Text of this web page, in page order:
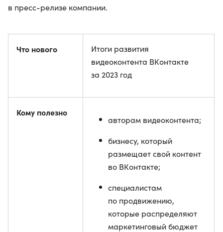
в пресс-релизе компании.
Что нового
Итоги развития
видеоконтента ВКонтакте
за 2023 год
Кому полезно
авторам видеоконтента;
бизнесу, который
размещает свой контент
во ВКонтакте;
специалистам
по продвижению,
которые распределяют
маркетинговый бюджет